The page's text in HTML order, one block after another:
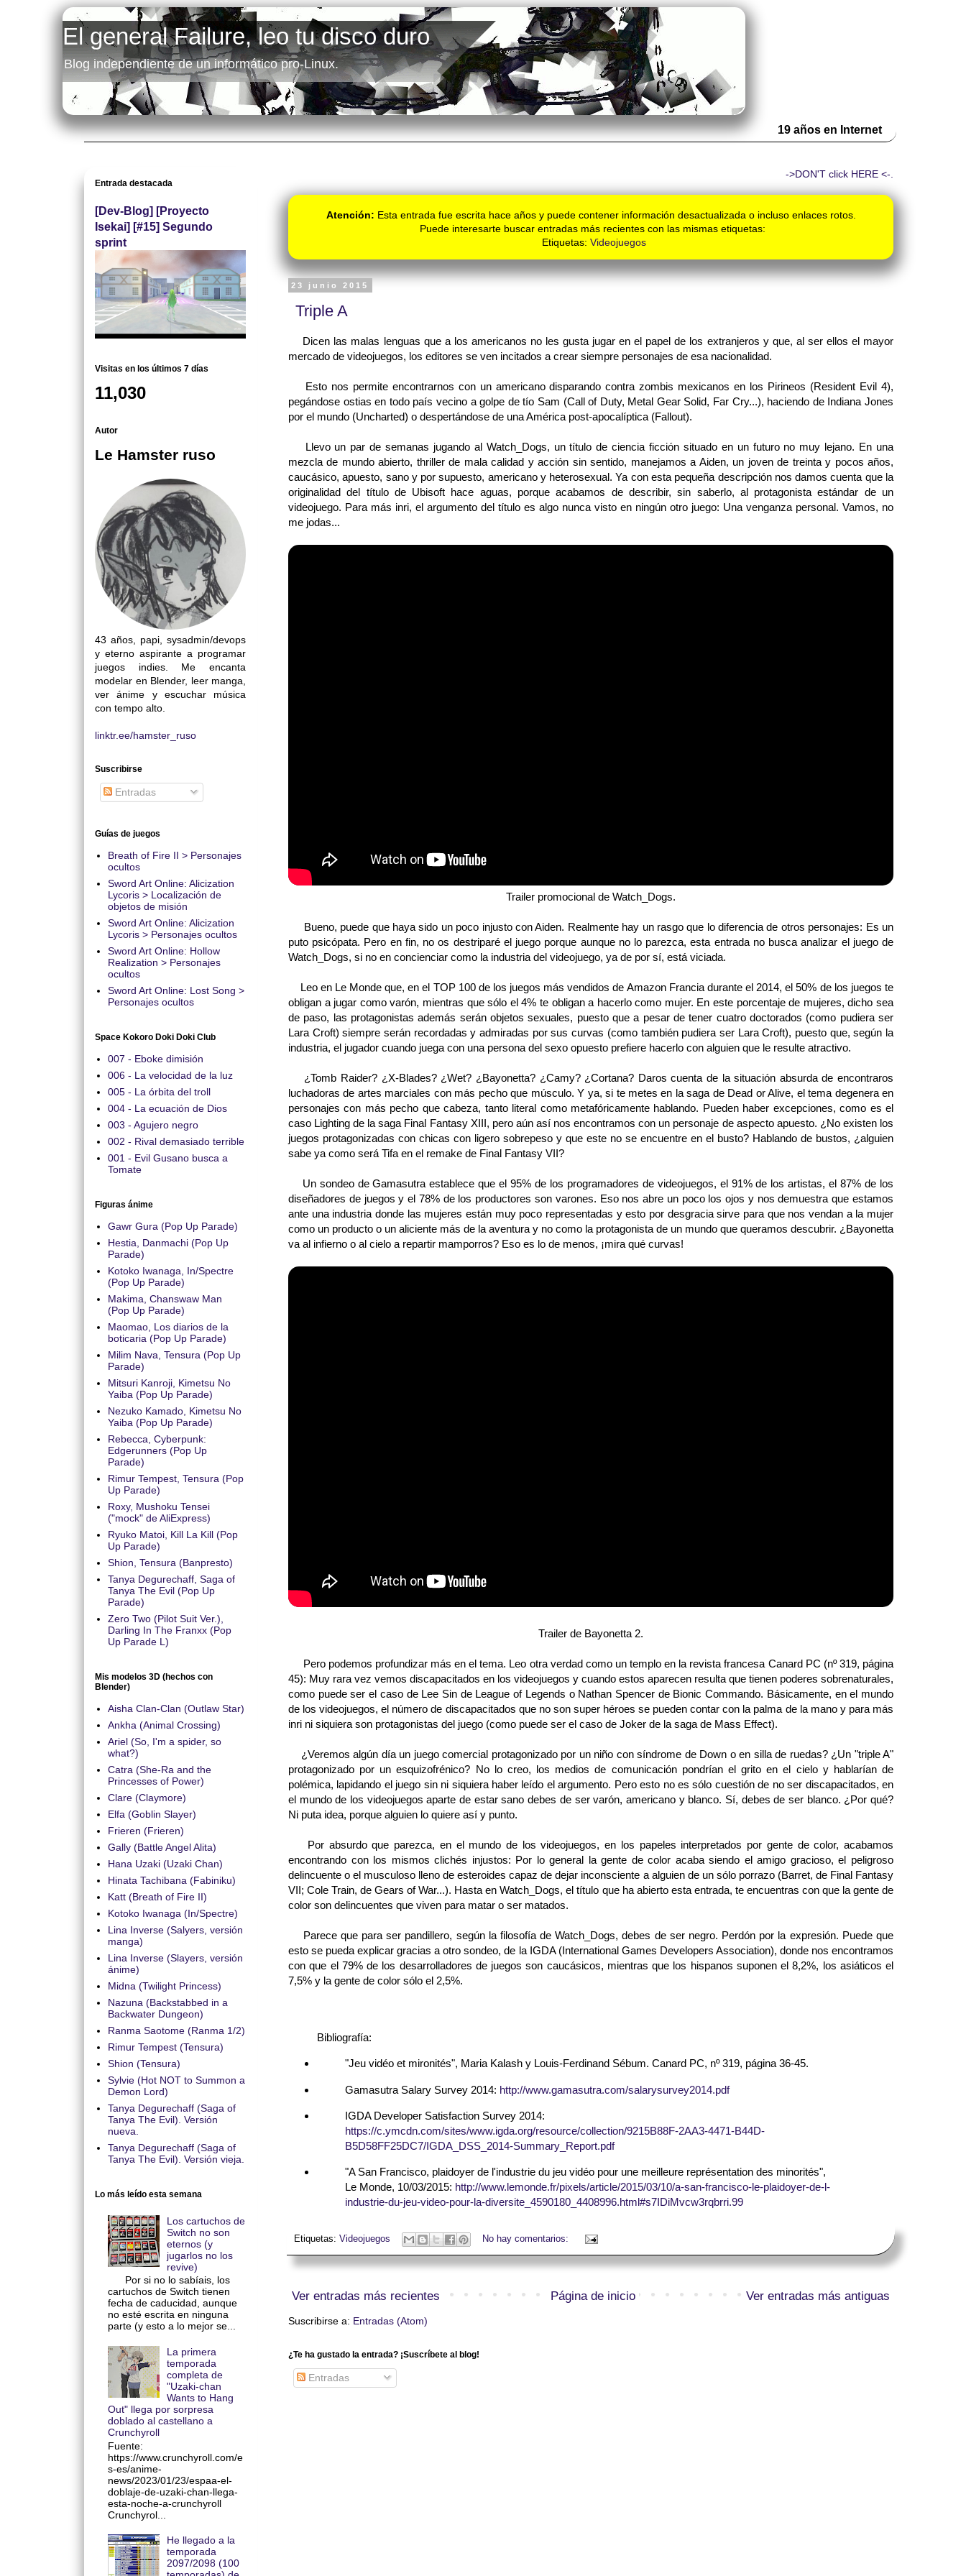
El general Failure, leo tu disco duro
Blog independiente de un informático pro-Linux.
19 años en Internet
->DON'T click HERE <-.
Atención: Esta entrada fue escrita hace años y puede contener información desactualizada o incluso enlaces rotos.
Puede interesarte buscar entradas más recientes con las mismas etiquetas:
Etiquetas: Videojuegos
23 junio 2015
Triple A
Dicen las malas lenguas que a los americanos no les gusta jugar en el papel de los extranjeros y que, al ser ellos el mayor
mercado de videojuegos, los editores se ven incitados a crear siempre personajes de esa nacionalidad.
Esto nos permite encontrarnos con un americano disparando contra zombis mexicanos en los Pirineos (Resident Evil 4),
pegándose ostias en todo país vecino a golpe de tío Sam (Call of Duty, Metal Gear Solid, Far Cry...), haciendo de Indiana Jones
por el mundo (Uncharted) o despertándose de una América post-apocalíptica (Fallout).
Llevo un par de semanas jugando al Watch_Dogs, un título de ciencia ficción situado en un futuro no muy lejano. En una
mezcla de mundo abierto, thriller de mala calidad y acción sin sentido, manejamos a Aiden, un joven de treinta y pocos años,
caucásico, apuesto, sano y por supuesto, americano y heterosexual. Ya con esta pequeña descripción nos damos cuenta que la
originalidad del título de Ubisoft hace aguas, porque acabamos de describir, sin saberlo, al protagonista estándar de un
videojuego. Para más inri, el argumento del título es algo nunca visto en ningún otro juego: Una venganza personal. Vamos, no
me jodas...
Trailer promocional de Watch_Dogs.
Bueno, puede que haya sido un poco injusto con Aiden. Realmente hay un rasgo que lo diferencia de otros personajes: Es un
puto psicópata. Pero en fin, no os destriparé el juego porque aunque no lo parezca, esta entrada no busca analizar el juego de
Watch_Dogs, si no en concienciar como la industria del videojuego, ya de por sí, está viciada.
Leo en Le Monde que, en el TOP 100 de los juegos más vendidos de Amazon Francia durante el 2014, el 50% de los juegos te
obligan a jugar como varón, mientras que sólo el 4% te obligan a hacerlo como mujer. En este porcentaje de mujeres, dicho sea
de paso, las protagonistas además serán objetos sexuales, puesto que a pesar de tener cuatro doctorados (como pudiera ser
Lara Croft) siempre serán recordadas y admiradas por sus curvas (como también pudiera ser Lara Croft), puesto que, según la
industria, el jugador cuando juega con una persona del sexo opuesto prefiere hacerlo con alguien que le resulte atractivo.
¿Tomb Raider? ¿X-Blades? ¿Wet? ¿Bayonetta? ¿Camy? ¿Cortana? Daros cuenta de la situación absurda de encontraros
luchadoras de artes marciales con más pecho que músculo. Y ya, si te metes en la saga de Dead or Alive, el tema degenera en
personajes con más pecho que cabeza, tanto literal como metafóricamente hablando. Pueden haber excepciones, como es el
caso Lighting de la saga Final Fantasy XIII, pero aún así nos encontramos con un personaje de aspecto apuesto. ¿No existen los
juegos protagonizadas con chicas con ligero sobrepeso y que este no se encuentre en el busto? Hablando de bustos, ¿alguien
sabe ya como será Tifa en el remake de Final Fantasy VII?
Un sondeo de Gamasutra establece que el 95% de los programadores de videojuegos, el 91% de los artistas, el 87% de los
diseñadores de juegos y el 78% de los productores son varones. Eso nos abre un poco los ojos y nos demuestra que estamos
ante una industria donde las mujeres están muy poco representadas y esto por desgracia sirve para que nos vendan a la mujer
como un producto o un aliciente más de la aventura y no como la protagonista de un mundo que queramos descubrir. ¿Bayonetta
va al infierno o al cielo a repartir mamporros? Eso es lo de menos, ¡mira qué curvas!
Trailer de Bayonetta 2.
Pero podemos profundizar más en el tema. Leo otra verdad como un templo en la revista francesa Canard PC (nº 319, página
45): Muy rara vez vemos discapacitados en los videojuegos y cuando estos aparecen resulta que tienen poderes sobrenaturales,
como puede ser el caso de Lee Sin de League of Legends o Nathan Spencer de Bionic Commando. Básicamente, en el mundo
de los videojuegos, el número de discapacitados que no son super héroes se pueden contar con la palma de la mano y para más
inri ni siquiera son protagonistas del juego (como puede ser el caso de Joker de la saga de Mass Effect).
¿Veremos algún día un juego comercial protagonizado por un niño con síndrome de Down o en silla de ruedas? ¿Un "triple A"
protagonizado por un esquizofrénico? No lo creo, los medios de comunicación pondrían el grito en el cielo y hablarían de
polémica, lapidando el juego sin ni siquiera haber leído el argumento. Pero esto no es sólo cuestión de no ser discapacitados, en
el mundo de los videojuegos aparte de estar sano debes de ser varón, americano y blanco. Sí, debes de ser blanco. ¿Por qué?
Ni puta idea, porque alguien lo quiere así y punto.
Por absurdo que parezca, en el mundo de los videojuegos, en los papeles interpretados por gente de color, acabamos
encontrando con los mismos clichés injustos: Por lo general la gente de color acaba siendo el amigo gracioso, el peligroso
delincuente o el musculoso lleno de esteroides capaz de dejar inconsciente a alguien de un sólo porrazo (Barret, de Final Fantasy
VII; Cole Train, de Gears of War...). Hasta en Watch_Dogs, el título que ha abierto esta entrada, te encuentras con que la gente de
color son delincuentes que viven para matar o ser matados.
Parece que para ser pandillero, según la filosofía de Watch_Dogs, debes de ser negro. Perdón por la expresión. Puede que
esto se pueda explicar gracias a otro sondeo, de la IGDA (International Games Developers Association), donde nos encontramos
con que el 79% de los desarrolladores de juegos son caucásicos, mientras que los hispanos suponen el 8,2%, los asiáticos el
7,5% y la gente de color sólo el 2,5%.
Bibliografía:
"Jeu vidéo et mironités", Maria Kalash y Louis-Ferdinand Sébum. Canard PC, nº 319, página 36-45.
Gamasutra Salary Survey 2014: http://www.gamasutra.com/salarysurvey2014.pdf
IGDA Developer Satisfaction Survey 2014:
https://c.ymcdn.com/sites/www.igda.org/resource/collection/9215B88F-2AA3-4471-B44D-
B5D58FF25DC7/IGDA_DSS_2014-Summary_Report.pdf
"A San Francisco, plaidoyer de l'industrie du jeu vidéo pour une meilleure représentation des minorités",
Le Monde, 10/03/2015: http://www.lemonde.fr/pixels/article/2015/03/10/a-san-francisco-le-plaidoyer-de-l-
industrie-du-jeu-video-pour-la-diversite_4590180_4408996.html#s7IDiMvcw3rqbrri.99
Etiquetas: Videojuegos No hay comentarios:
Ver entradas más recientes Ver entradas más antiguas
Página de inicio
Suscribirse a: Entradas (Atom)
¿Te ha gustado la entrada? ¡Suscríbete al blog!
Entradas
Entrada destacada
[Dev-Blog] [Proyecto
Isekai] [#15] Segundo
sprint
Visitas en los últimos 7 días
11,030
Autor
Le Hamster ruso
43 años, papi, sysadmin/devops
y eterno aspirante a programar
juegos indies. Me encanta
modelar en Blender, leer manga,
ver ánime y escuchar música
con tempo alto.
linktr.ee/hamster_ruso
Suscribirse
Entradas
Guías de juegos
Breath of Fire II > Personajes
ocultos
Sword Art Online: Alicization
Lycoris > Localización de
objetos de misión
Sword Art Online: Alicization
Lycoris > Personajes ocultos
Sword Art Online: Hollow
Realization > Personajes
ocultos
Sword Art Online: Lost Song >
Personajes ocultos
Space Kokoro Doki Doki Club
007 - Eboke dimisión
006 - La velocidad de la luz
005 - La órbita del troll
004 - La ecuación de Dios
003 - Agujero negro
002 - Rival demasiado terrible
001 - Evil Gusano busca a
Tomate
Figuras ánime
Gawr Gura (Pop Up Parade)
Hestia, Danmachi (Pop Up
Parade)
Kotoko Iwanaga, In/Spectre
(Pop Up Parade)
Makima, Chanswaw Man
(Pop Up Parade)
Maomao, Los diarios de la
boticaria (Pop Up Parade)
Milim Nava, Tensura (Pop Up
Parade)
Mitsuri Kanroji, Kimetsu No
Yaiba (Pop Up Parade)
Nezuko Kamado, Kimetsu No
Yaiba (Pop Up Parade)
Rebecca, Cyberpunk:
Edgerunners (Pop Up
Parade)
Rimur Tempest, Tensura (Pop
Up Parade)
Roxy, Mushoku Tensei
("mock" de AliExpress)
Ryuko Matoi, Kill La Kill (Pop
Up Parade)
Shion, Tensura (Banpresto)
Tanya Degurechaff, Saga of
Tanya The Evil (Pop Up
Parade)
Zero Two (Pilot Suit Ver.),
Darling In The Franxx (Pop
Up Parade L)
Mis modelos 3D (hechos con
Blender)
Aisha Clan-Clan (Outlaw Star)
Ankha (Animal Crossing)
Ariel (So, I'm a spider, so
what?)
Catra (She-Ra and the
Princesses of Power)
Clare (Claymore)
Elfa (Goblin Slayer)
Frieren (Frieren)
Gally (Battle Angel Alita)
Hana Uzaki (Uzaki Chan)
Hinata Tachibana (Fabiniku)
Katt (Breath of Fire II)
Kotoko Iwanaga (In/Spectre)
Lina Inverse (Salyers, versión
manga)
Lina Inverse (Slayers, versión
ánime)
Midna (Twilight Princess)
Nazuna (Backstabbed in a
Backwater Dungeon)
Ranma Saotome (Ranma 1/2)
Rimur Tempest (Tensura)
Shion (Tensura)
Sylvie (Hot NOT to Summon a
Demon Lord)
Tanya Degurechaff (Saga of
Tanya The Evil). Versión
nueva.
Tanya Degurechaff (Saga of
Tanya The Evil). Versión vieja.
Lo más leído esta semana
Los cartuchos de
Switch no son
eternos (y
jugarlos no los
revive)
Por si no lo sabíais, los
cartuchos de Switch tienen
fecha de caducidad, aunque
no esté escrita en ninguna
parte (y esto a lo mejor se...
La primera
temporada
completa de
"Uzaki-chan
Wants to Hang
Out" llega por sorpresa
doblado al castellano a
Crunchyroll
Fuente:
https://www.crunchyroll.com/e
s-es/anime-
news/2023/01/23/espaa-el-
doblaje-de-uzaki-chan-llega-
esta-noche-a-crunchyroll
Crunchyrol...
He llegado a la
temporada
2097/2098 (100